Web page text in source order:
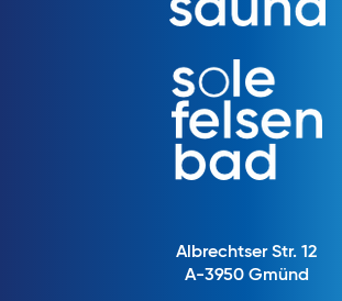
Albrechtser Str. 12
A-3950 Gmünd